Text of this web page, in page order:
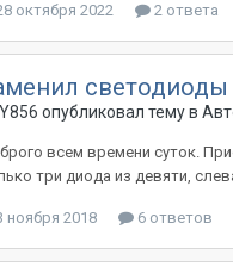
октября 2022 2 ответа
светодиоды
опубликовал тему в
всем времени суток.
три диода из девяти,
ноября 2018 6 ответов